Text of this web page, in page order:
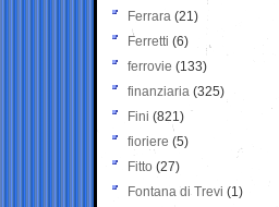
Ferrara (21)
Ferretti (6)
ferrovie (133)
finanziaria (325)
Fini (821)
fioriere (5)
Fitto (27)
Fontana di Trevi (1)